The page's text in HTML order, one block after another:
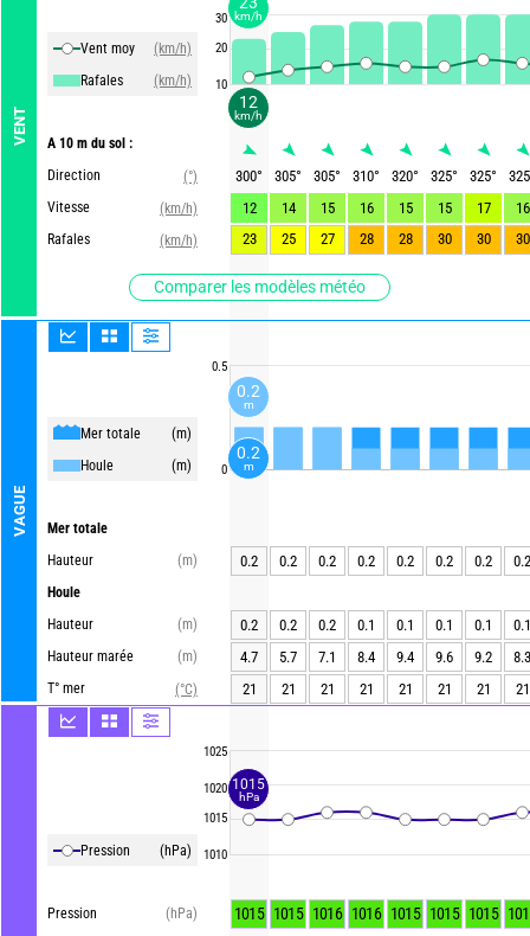
VENT
Vent moy
(km/h)
Rafales
(km/h)
A 10 m du sol :
Direction
(°)
Vitesse
(km/h)
Rafales
(km/h)
Comparer les modèles météo
VAGUE
Mer totale
(m)
Houle
(m)
Mer totale
Hauteur
(m)
Houle
Hauteur
(m)
Hauteur marée
(m)
T° mer
(°C)
Pression (hPa)
Pression
(hPa)
30
20
10
0.5
0
1025
1020
1015
1010
300° 305° 305° 310° 320° 325° 325°
325
12
14 15 16 15 15 17
16
23
25 27 28 28 30 30 30
0.2 0.2 0.2 0.2 0.2 0.2 0.2 0.2
0.2 0.2 0.2 0.1 0.1 0.1 0.1
0.1
4.7
5.7 7.1 8.4 9.4 9.6 9.2
8.3
21
21 21 21 21 21 21 21
1015 1015 1016 1016 1015 1015 1015
12
km/h
km/h
0.2
m
0.2
m
1015
hPa